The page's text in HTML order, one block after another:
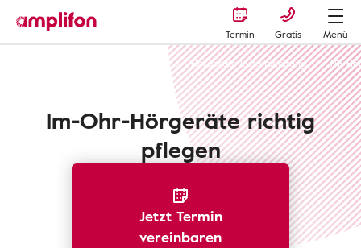
Termin Gratis
Menü
Hörgeräte Instandhaltung ITE-
Im-Ohr-Hörgeräte richtig
pflegen
Jetzt Termin
vereinbaren